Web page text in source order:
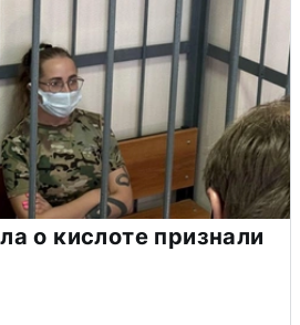
о кислоте признали